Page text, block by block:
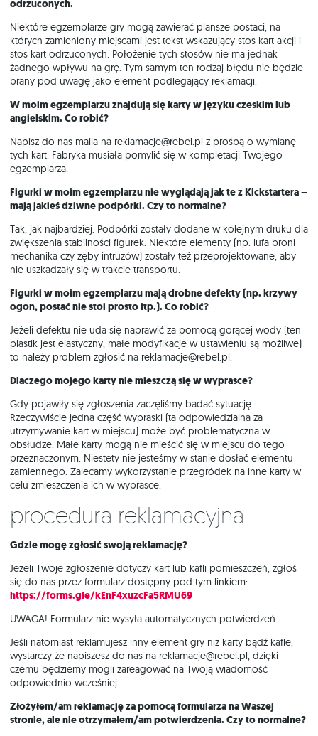
odrzuconych.
Niektóre egzemplarze gry mogą zawierać plansze postaci, na
których zamieniony miejscami jest tekst wskazujący stos kart akcji i
stos kart odrzuconych. Położenie tych stosów nie ma jednak
żadnego wpływu na grę. Tym samym ten rodzaj błędu nie będzie
brany pod uwagę jako element podlegający reklamacji.
W moim egzemplarzu znajdują się karty w języku czeskim lub
angielskim. Co robić?
Napisz do nas maila na reklamacje@rebel.pl z prośbą o wymianę
tych kart. Fabryka musiała pomylić się w kompletacji Twojego
egzemplarza.
Figurki w moim egzemplarzu nie wyglądają jak te z Kickstartera –
mają jakieś dziwne podpórki. Czy to normalne?
Tak, jak najbardziej. Podpórki zostały dodane w kolejnym druku dla
zwiększenia stabilności figurek. Niektóre elementy (np. lufa broni
mechanika czy zęby intruzów) zostały też przeprojektowane, aby
nie uszkadzały się w trakcie transportu.
Figurki w moim egzemplarzu mają drobne defekty (np. krzywy
ogon, postać nie stoi prosto itp.). Co robić?
Jeżeli defektu nie uda się naprawić za pomocą gorącej wody (ten
plastik jest elastyczny, małe modyfikacje w ustawieniu są możliwe)
to należy problem zgłosić na reklamacje@rebel.pl.
Dlaczego mojego karty nie mieszczą się w wyprasce?
Gdy pojawiły się zgłoszenia zaczęliśmy badać sytuację.
Rzeczywiście jedna część wypraski (ta odpowiedzialna za
utrzymywanie kart w miejscu) może być problematyczna w
obsłudze. Małe karty mogą nie mieścić się w miejscu do tego
przeznaczonym. Niestety nie jesteśmy w stanie dosłać elementu
zamiennego. Zalecamy wykorzystanie przegródek na inne karty w
celu zmieszczenia ich w wyprasce.
Procedura reklamacyjna
Gdzie mogę zgłosić swoją reklamację?
Jeżeli Twoje zgłoszenie dotyczy kart lub kafli pomieszczeń, zgłoś
się do nas przez formularz dostępny pod tym linkiem:
https://forms.gle/kEnF4xuzcFa5RMU69
UWAGA! Formularz nie wysyła automatycznych potwierdzeń.
Jeśli natomiast reklamujesz inny element gry niż karty bądź kafle,
wystarczy że napiszesz do nas na reklamacje@rebel.pl, dzięki
czemu będziemy mogli zareagować na Twoją wiadomość
odpowiednio wcześniej.
Złożyłem/am reklamację za pomocą formularza na Waszej
stronie, ale nie otrzymałem/am potwierdzenia. Czy to normalne?